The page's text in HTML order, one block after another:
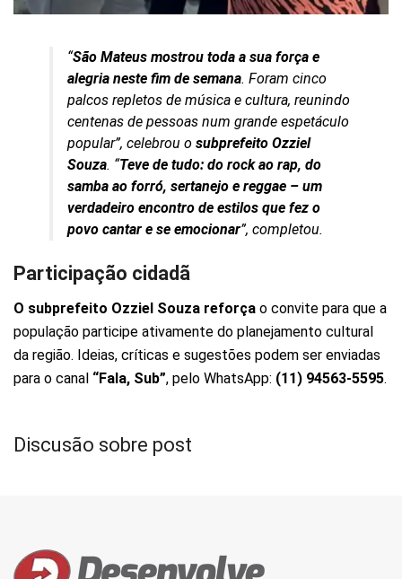
“São Mateus mostrou toda a sua força e
alegria neste fim de semana. Foram cinco
palcos repletos de música e cultura, reunindo
centenas de pessoas num grande espetáculo
popular”, celebrou o subprefeito Ozziel
Souza. “Teve de tudo: do rock ao rap, do
samba ao forró, sertanejo e reggae – um
verdadeiro encontro de estilos que fez o
povo cantar e se emocionar”, completou.
Participação cidadã
O subprefeito Ozziel Souza reforça o convite para que a
população participe ativamente do planejamento cultural
da região. Ideias, críticas e sugestões podem ser enviadas
para o canal “Fala, Sub”, pelo WhatsApp: (11) 94563-5595.
Discusão sobre post